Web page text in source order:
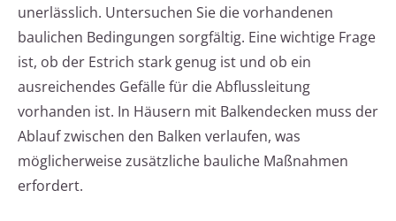
unerlässlich. Untersuchen Sie die vorhandenen
baulichen Bedingungen sorgfältig. Eine wichtige Frage
ist, ob der Estrich stark genug ist und ob ein
ausreichendes Gefälle für die Abflussleitung
vorhanden ist. In Häusern mit Balkendecken muss der
Ablauf zwischen den Balken verlaufen, was
möglicherweise zusätzliche bauliche Maßnahmen
erfordert.